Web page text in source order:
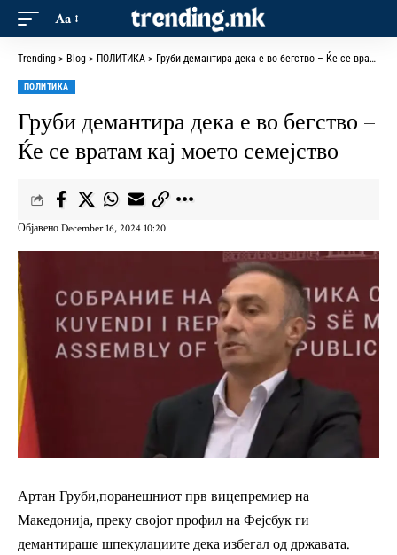
Aa
Trending > Blog > ПОЛИТИКА > Груби демантира дека е во бегство – Ќе се вратам кај моето семејство
ПОЛИТИКА
Груби демантира дека е во бегство –
Ќе се вратам кај моето семејство
Објавено December 16, 2024 10:20
Артан Груби,поранешниот прв вицепремиер на
Македонија, преку својот профил на Фејсбук ги
демантираше шпекулациите дека избегал од државата.